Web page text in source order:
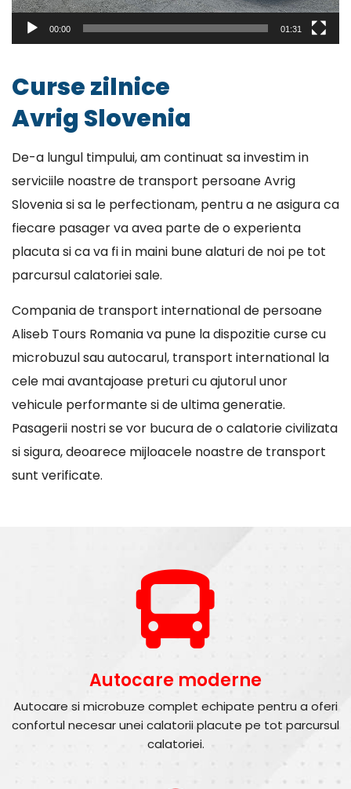
00:00 01:31
Curse zilnice
Avrig Slovenia
De-a lungul timpului, am continuat sa investim in
serviciile noastre de transport persoane Avrig
Slovenia si sa le perfectionam, pentru a ne asigura ca
fiecare pasager va avea parte de o experienta
placuta si ca va fi in maini bune alaturi de noi pe tot
parcursul calatoriei sale.
Compania de transport international de persoane
Aliseb Tours Romania va pune la dispozitie curse cu
microbuzul sau autocarul, transport international la
cele mai avantajoase preturi cu ajutorul unor
vehicule performante si de ultima generatie.
Pasagerii nostri se vor bucura de o calatorie civilizata
si sigura, deoarece mijloacele noastre de transport
sunt verificate.
Autocare moderne
Autocare si microbuze complet echipate pentru a oferi
confortul necesar unei calatorii placute pe tot parcursul
calatoriei.